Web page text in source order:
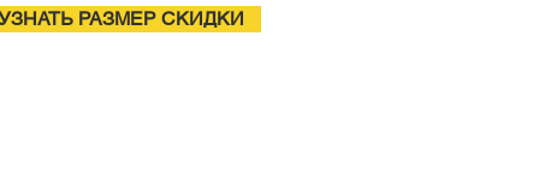
РАЗМЕР СКИДКИ